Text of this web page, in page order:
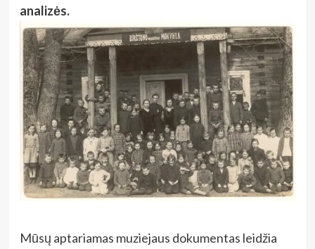
analizės.
Mūsų aptariamas muziejaus dokumentas leidžia